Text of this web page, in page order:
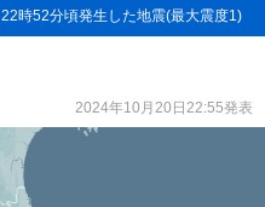
22時52分頃発生した地震(最大震度1)
2024年10月20日22:55発表